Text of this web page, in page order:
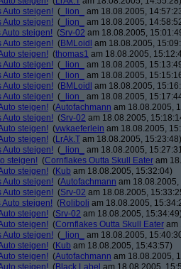
Auto steigen! ( _lion_
am 18.08.2005,
Auto steigen! ( _lion_
am 18.08.2005,
steigen! (Srv-02 am 18.08.2005,
Auto steigen! (BMLoidl am 18.08.2005,
steigen! (thomas1 am 18.08.2005,
Auto steigen! ( _lion_
am 18.08.2005,
Auto steigen! ( _lion_
am 18.08.2005,
Auto steigen! (BMLoidl am 18.08.2005,
Auto steigen! ( _lion_
am 18.08.2005,
steigen! (Autofachmann am 18.08.2005,
Auto steigen! (Srv-02 am 18.08.2005,
steigen! (vwkaeferlein am 18.08.2005,
steigen! (LrAk.T am 18.08.2005, 15:23:48)
Auto steigen! ( _lion_
am 18.08.2005,
steigen! (Cornflakes Outta Skull Eater am
steigen! (Kub am 18.08.2005, 15:32:04)
Auto steigen! (Autofachmann am
Auto steigen! (Srv-02 am 18.08.2005,
steigen! (Roliboli am 18.08.2005,
steigen! (Srv-02 am 18.08.2005,
steigen! (Cornflakes Outta Skull Eater am
Auto steigen! ( _lion_
am 18.08.2005,
steigen! (Kub am 18.08.2005, 15:43:57)
steigen! (Autofachmann am 18.08.2005,
steigen! (Black Label am 18.08.2005,